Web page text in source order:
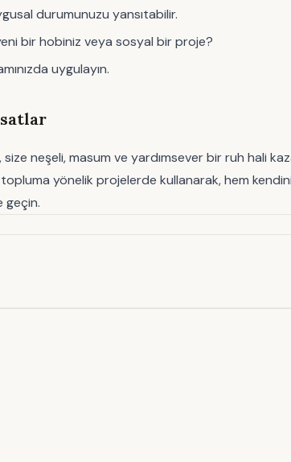
durumunuzu yansıtabilir.
bir hobiniz veya sosyal bir proje?
uygulayın.
neşeli, masum ve yardımsever bir ruh hali
yönelik projelerde kullanarak, hem
geçin.